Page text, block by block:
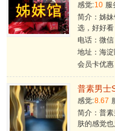
感觉:10 服
简介：姊
选，好好看
电话：微
地址：海
会员卡优
普素男士
感觉:8.67
简介：普
肤的感觉